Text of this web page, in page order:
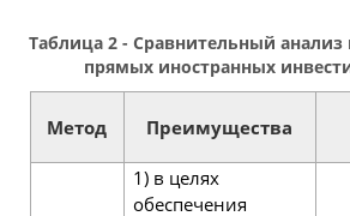
Таблица 2 - Сравнительный
прямых иностранных
Метод Преимущества
1) в целях
обеспечения